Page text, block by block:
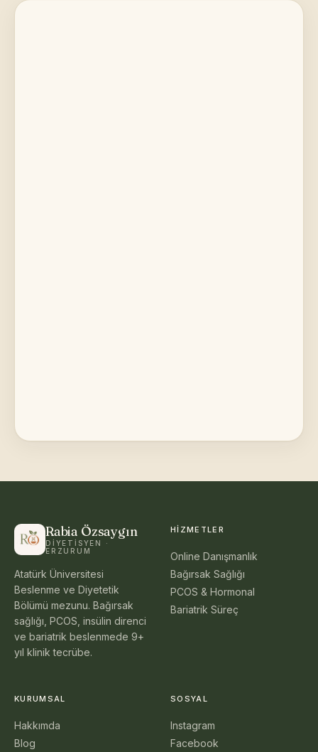
Rabia Özsaygın
DIYETISYEN ·
ERZURUM
Atatürk Üniversitesi
Beslenme ve Diyetetik
Bölümü mezunu. Bağırsak
sağlığı, PCOS, insülin direnci
ve bariatrik beslenmede 9+
yıl klinik tecrübe.
HIZMETLER
Online Danışmanlık
Bağırsak Sağlığı
PCOS & Hormonal
Bariatrik Süreç
KURUMSAL
Hakkımda
Blog
SOSYAL
Instagram
Facebook